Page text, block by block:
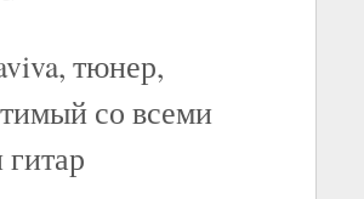
тюнер,
со всеми